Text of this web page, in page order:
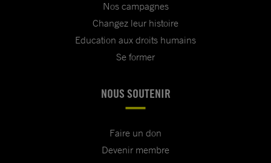
Nos campagnes
Changez leur histoire
Education aux droits humains
Se former
NOUS SOUTENIR
Faire un don
Devenir membre